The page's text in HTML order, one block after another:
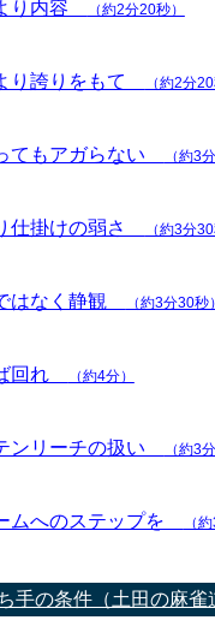
り内容 （約2分20秒）
り誇りをもて （約2分20
てもアガらない （約3
仕掛けの弱さ （約3分30
はなく静観 （約3分30秒）
回れ （約4分）
ンリーチの扱い （約3
ムへのステップを （
手の条件（土田の麻雀